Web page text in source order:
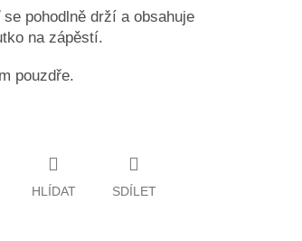
pohodlně drží a obsahuje
na zápěstí.
pouzdře.
HLÍDAT SDÍLET